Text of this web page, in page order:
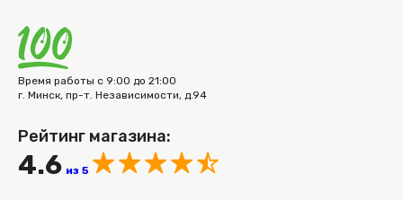
Время работы с 9:00 до 21:00
г. Минск, пр-т. Независимости, д.94
Рейтинг магазина:
4.6 из 5